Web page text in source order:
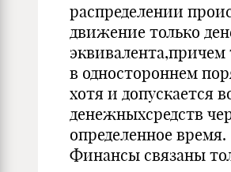
распределении
движение только
эквивалента,причем
в одностороннем
хотя и допускается
денежныхсредств
определенное время.
Финансы связаны